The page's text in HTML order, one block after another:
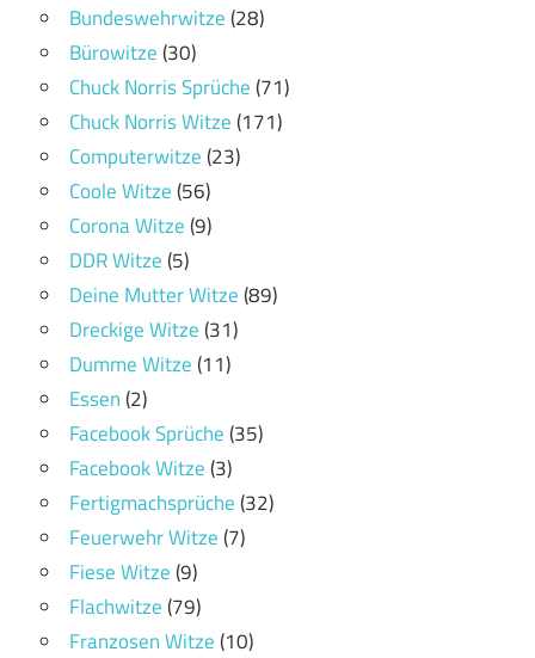
Bundeswehrwitze(28)
Bürowitze(30)
Chuck Norris Sprüche(71)
Chuck Norris Witze(171)
Computerwitze(23)
Coole Witze(56)
Corona Witze(9)
DDR Witze(5)
Deine Mutter Witze(89)
Dreckige Witze(31)
Dumme Witze(11)
Essen(2)
Facebook Sprüche(35)
Facebook Witze(3)
Fertigmachsprüche(32)
Feuerwehr Witze(7)
Fiese Witze(9)
Flachwitze(79)
Franzosen Witze(10)